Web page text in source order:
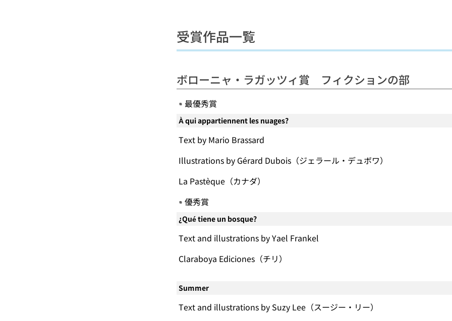
受賞作品一覧
ボローニャ・ラガッツィ賞 フィクションの部
最優秀賞
À qui appartiennent les nuages?
Text by Mario Brassard
Illustrations by Gérard Dubois（ジェラール・デュボワ）
La Pastèque（カナダ）
優秀賞
¿Qué tiene un bosque?
Text and illustrations by Yael Frankel
Claraboya Ediciones（チリ）
Summer
Text and illustrations by Suzy Lee（スージー・リー）